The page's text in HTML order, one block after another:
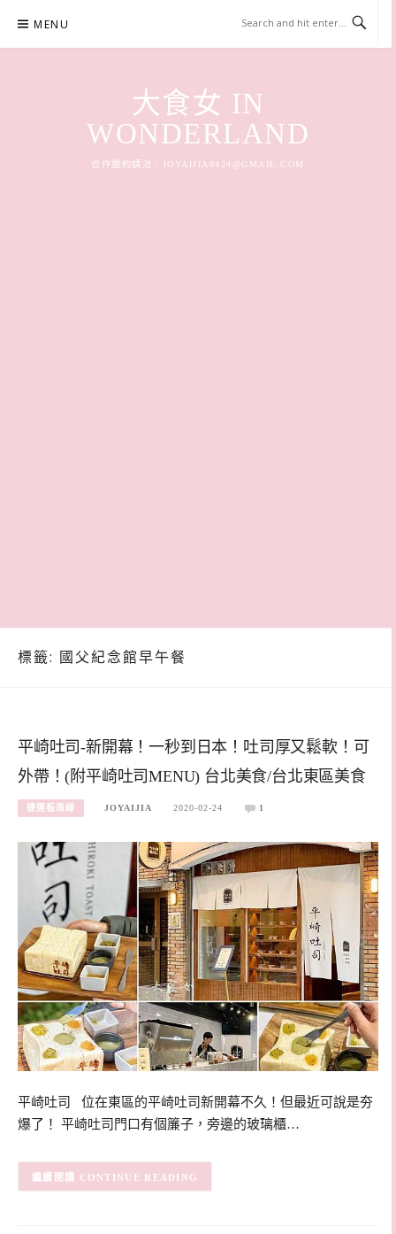
content
MENU
大食女 IN
WONDERLAND
合作邀約請洽： JOYAIJIA0424@GMAIL.COM
標籤: 國父紀念館早午餐
平崎吐司-新開幕！一秒到日本！吐司厚又鬆軟！可
外帶！(附平崎吐司MENU) 台北美食/台北東區美食
捷運板南線 JOYAIJIA 2020-02-24 1
平崎吐司 位在東區的平崎吐司新開幕不久！但最近可說是夯
爆了！ 平崎吐司門口有個簾子，旁邊的玻璃櫃…
CONTINUE READING